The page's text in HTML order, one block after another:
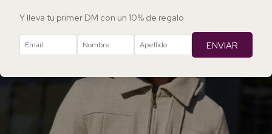
Y lleva tu primer DM con un 10% de regalo
ENVIAR